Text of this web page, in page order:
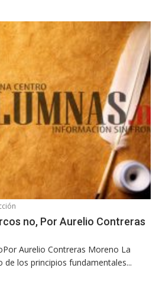
no, Por Aurelio Contreras
Aurelio Contreras Moreno La
de los principios fundamentales...